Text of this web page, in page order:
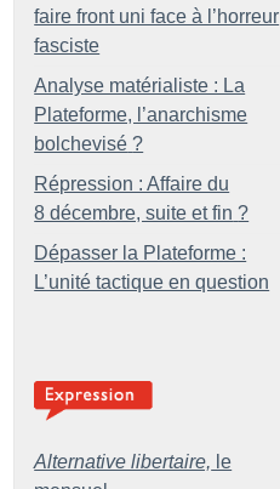
faire front uni face à l’horreur
fasciste
Analyse matérialiste : La
Plateforme, l’anarchisme
bolchevisé ?
Répression : Affaire du
8 décembre, suite et fin ?
Dépasser la Plateforme :
L’unité tactique en question
Alternative libertaire, le